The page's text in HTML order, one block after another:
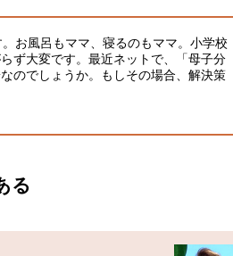
お風呂もママ、寝るのもママ。小学校
ず大変です。最近ネットで、「母子分
のでしょうか。もしその場合、解決策
る